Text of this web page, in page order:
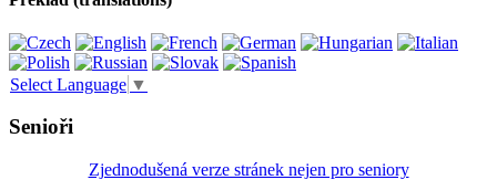
Select Language ▼
Senioři
Zjednodušená verze stránek nejen pro seniory